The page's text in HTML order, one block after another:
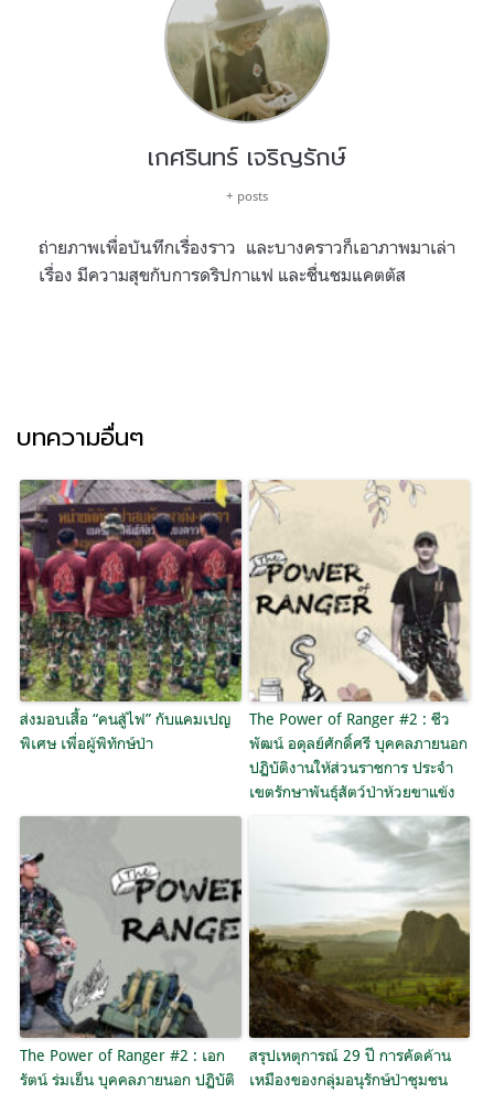
เกศรินทร์ เจริญรักษ์
+ posts
ถ่ายภาพเพื่อบันทึกเรื่องราว และบางคราวก็เอาภาพมาเล่า
เรื่อง มีความสุขกับการดริปกาแฟ และชื่นชมแคตตัส
บทความอื่นๆ
ส่งมอบเสื้อ “คนสู้ไฟ” กับแคมเปญ
พิเศษ เพื่อผู้พิทักษ์ป่า
The Power of Ranger #2 : ชีว
พัฒน์ อดุลย์ศักดิ์ศรี บุคคลภายนอก
ปฏิบัติงานให้ส่วนราชการ ประจำ
เขตรักษาพันธุ์สัตว์ป่าห้วยขาแข้ง
The Power of Ranger #2 : เอก
รัตน์ ร่มเย็น บุคคลภายนอก ปฏิบัติ
สรุปเหตุการณ์ 29 ปี การคัดค้าน
เหมืองของกลุ่มอนุรักษ์ป่าชุมชน